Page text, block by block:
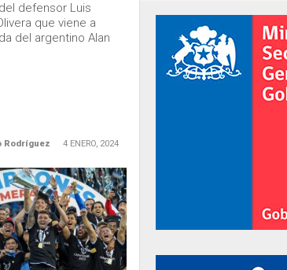
defensor Luis
que viene a
del argentino Alan
Rodríguez 4 ENERO, 2024
LEER MÁS
General de Gobierno
General de Gobierno